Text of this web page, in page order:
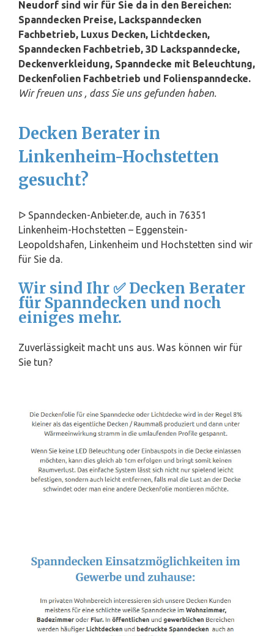
Neudorf sind wir für Sie da in den Bereichen:
Spanndecken Preise, Lackspanndecken
Fachbetrieb, Luxus Decken, Lichtdecken,
Spanndecken Fachbetrieb, 3D Lackspanndecke,
Deckenverkleidung, Spanndecke mit Beleuchtung,
Deckenfolien Fachbetrieb und Folienspanndecke.
Wir freuen uns , dass Sie uns gefunden haben.
Decken Berater in
Linkenheim-Hochstetten
gesucht?
ᐅ Spanndecken-Anbieter.de, auch in 76351
Linkenheim-Hochstetten – Eggenstein-
Leopoldshafen, Linkenheim und Hochstetten sind wir
für Sie da.
Wir sind Ihr ✅ Decken Berater
für Spanndecken und noch
einiges mehr.
Zuverlässigkeit macht uns aus. Was können wir für
Sie tun?